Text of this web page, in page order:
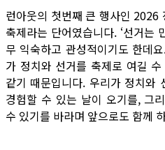
런아웃의 첫번째 큰 행사인 2026
축제라는 단어였습니다. ‘선거는
무 익숙하고 관성적이기도 한데
가 정치와 선거를 축제로 여길
같기 때문입니다. 우리가 정치와
경험할 수 있는 날이 오기를, 그
수 있기를 바라며 앞으로도 함께